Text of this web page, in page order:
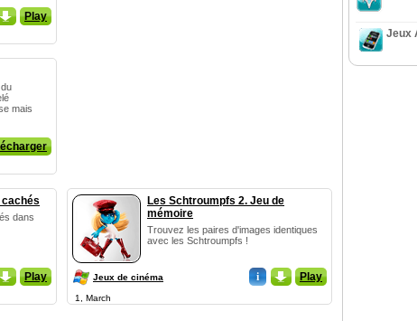
_ Play
mais
dans
_ Play
Les Schtroumpfs 2. Jeu de
mémoire
Trouvez les paires d'images identiques
avec les Schtroumpfs !
Jeux de cinéma i _ Play
1, March
Jeux